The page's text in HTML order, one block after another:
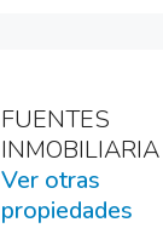
FUENTES
INMOBILIARIA
Ver otras
propiedades